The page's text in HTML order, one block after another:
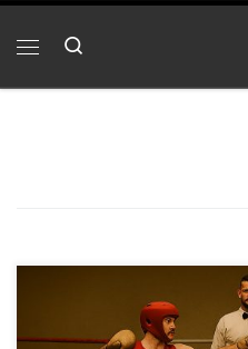
Search